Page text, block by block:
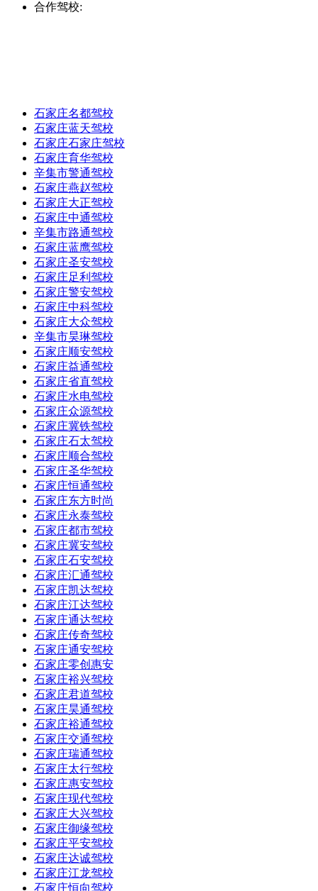
合作驾校:
石家庄名都驾校
石家庄蓝天驾校
石家庄石家庄驾校
石家庄育华驾校
辛集市警通驾校
石家庄燕赵驾校
石家庄大正驾校
石家庄中通驾校
辛集市路通驾校
石家庄蓝鹰驾校
石家庄圣安驾校
石家庄足利驾校
石家庄警安驾校
石家庄中科驾校
石家庄大众驾校
辛集市昊琳驾校
石家庄顺安驾校
石家庄益通驾校
石家庄省直驾校
石家庄水电驾校
石家庄众源驾校
石家庄冀铁驾校
石家庄石太驾校
石家庄顺合驾校
石家庄圣华驾校
石家庄恒通驾校
石家庄东方时尚
石家庄永泰驾校
石家庄都市驾校
石家庄冀安驾校
石家庄石安驾校
石家庄汇通驾校
石家庄凯达驾校
石家庄江达驾校
石家庄通达驾校
石家庄传奇驾校
石家庄通安驾校
石家庄零创惠安
石家庄裕兴驾校
石家庄君道驾校
石家庄昊通驾校
石家庄裕通驾校
石家庄交通驾校
石家庄瑞通驾校
石家庄太行驾校
石家庄惠安驾校
石家庄现代驾校
石家庄大兴驾校
石家庄御缘驾校
石家庄平安驾校
石家庄达诚驾校
石家庄江龙驾校
石家庄恒向驾校